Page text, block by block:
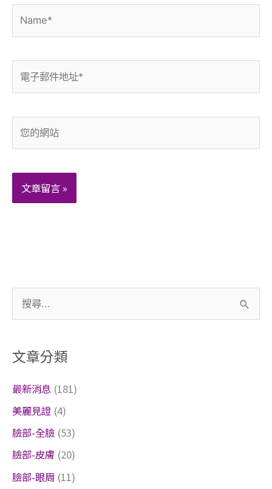
件
地
址
的
站
尋
鍵
字
文章分類
最新消息 (181)
美麗見證 (4)
臉部-全臉 (53)
臉部-皮膚 (20)
臉部-眼周 (11)